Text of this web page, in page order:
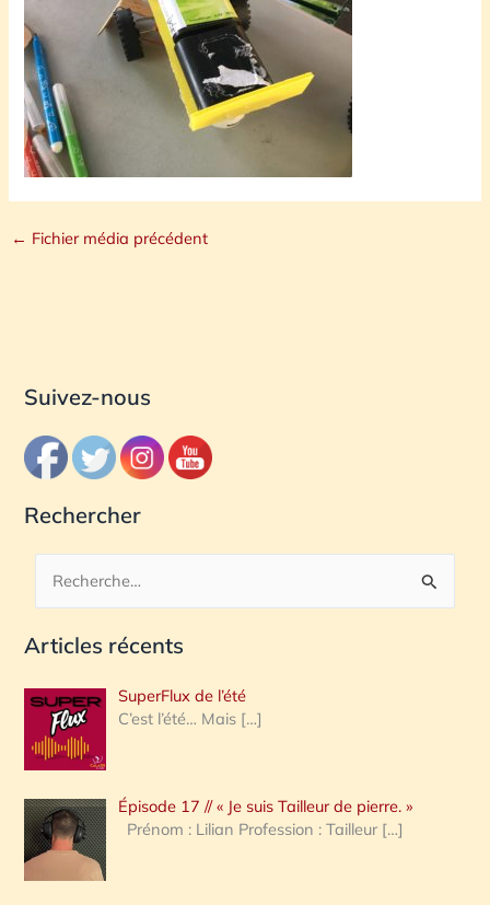
← Fichier média précédent
Suivez-nous
Rechercher
c
e
r
c
h
e
Articles récents
SuperFlux de l’été
C’est l’été… Mais […]
Épisode 17 // « Je suis Tailleur de pierre. »
Prénom : Lilian Profession : Tailleur […]